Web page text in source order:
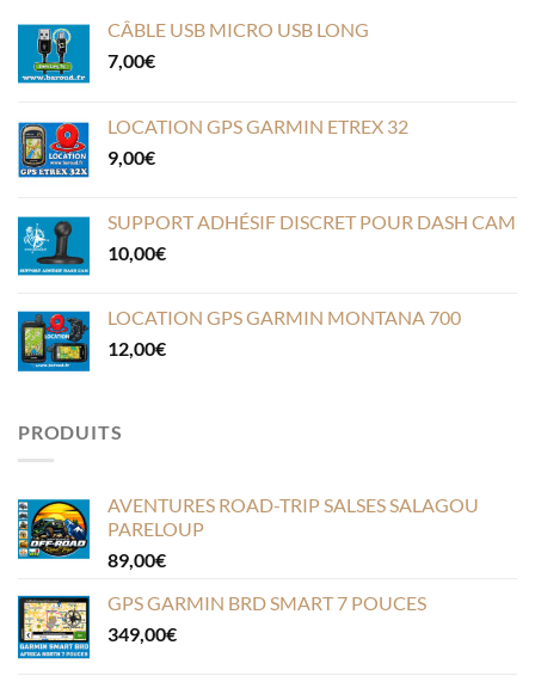
CÂBLE USB MICRO USB LONG
7,00€
LOCATION GPS GARMIN ETREX 32
9,00€
SUPPORT ADHÉSIF DISCRET POUR DASH CAM
10,00€
LOCATION GPS GARMIN MONTANA 700
12,00€
PRODUITS
AVENTURES ROAD-TRIP SALSES SALAGOU
PARELOUP
89,00€
GPS GARMIN BRD SMART 7 POUCES
349,00€